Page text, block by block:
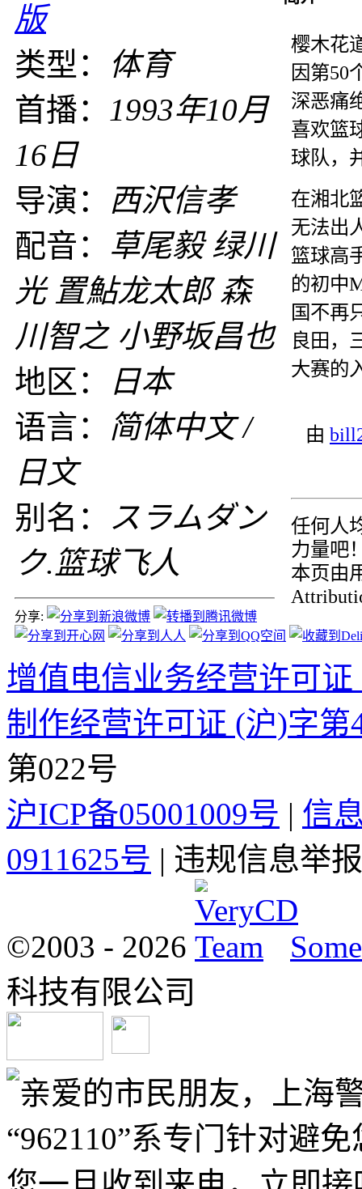
樱木花
因第50
深恶痛
喜欢篮
球队，
在湘北
无法出
篮球高
的初中
国不再
良田，
大赛的
由
任何人
力量吧
本页由
版
类型：
体育
首播： 1993年10月
16日
导演： 西沢信孝
配音： 草尾毅 绿川
光 置鮎龙太郎 森
川智之 小野坂昌也
地区：
日本
语言： 简体中文 /
日文
别名： スラムダン
ク.篮球飞人
分享:
增值电信业务经营许可证
制作经营许可证 (沪)字第
第022号
沪ICP备05001009号 | 信
0911625号 | 违规信息举
©2003 - 2026
科技有限公司